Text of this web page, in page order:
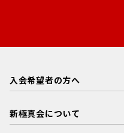
入会希望者の方へ
新極真会について